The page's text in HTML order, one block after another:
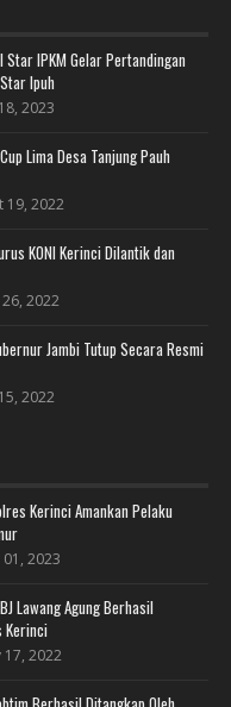
IPKM Gelar Pertandingan
Ipuh
2023
Lima Desa Tanjung Pauh
19, 2022
KONI Kerinci Dilantik dan
26, 2022
Jambi Tutup Secara Resmi
2022
Kerinci Amankan Pelaku
01, 2023
Lawang Agung Berhasil
Kerinci
17, 2022